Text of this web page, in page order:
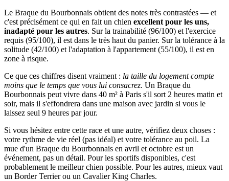
Le Braque du Bourbonnais obtient des notes très contrastées — et
c'est précisément ce qui en fait un chien excellent pour les uns,
inadapté pour les autres. Sur la trainabilité (96/100) et l'exercice
requis (95/100), il est dans le très haut du panier. Sur la tolérance à la
solitude (42/100) et l'adaptation à l'appartement (55/100), il est en
zone à risque.
Ce que ces chiffres disent vraiment : la taille du logement compte
moins que le temps que vous lui consacrez. Un Braque du
Bourbonnais peut vivre dans 40 m² à Paris s'il sort 2 heures matin et
soir, mais il s'effondrera dans une maison avec jardin si vous le
laissez seul 9 heures par jour.
Si vous hésitez entre cette race et une autre, vérifiez deux choses :
votre rythme de vie réel (pas idéal) et votre tolérance au poil. La
mue d'un Braque du Bourbonnais en avril et octobre est un
événement, pas un détail. Pour les sportifs disponibles, c'est
probablement le meilleur chien possible. Pour les autres, mieux vaut
un Border Terrier ou un Cavalier King Charles.